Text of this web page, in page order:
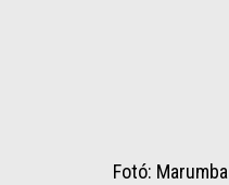
Fotó: Marumba